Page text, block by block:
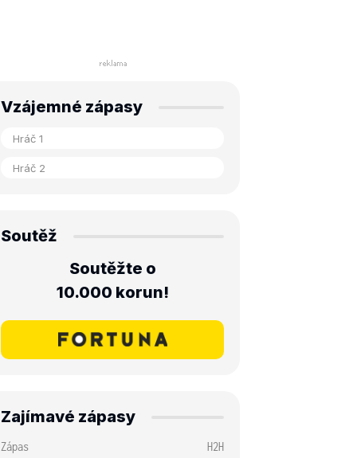
Vzájemné zápasy
Soutěž
Soutěžte o
10.000 korun!
Zajímavé zápasy
Zápas
H2H